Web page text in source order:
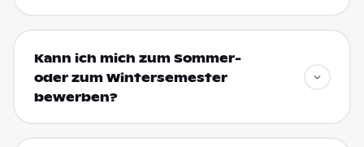
Kann ich mich zum Sommer-
oder zum Wintersemester
bewerben?